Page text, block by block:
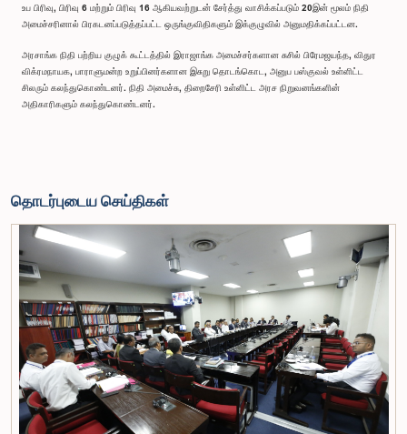
உப பிரிவு, பிரிவு 6 மற்றும் பிரிவு 16 ஆகியவற்றுடன் சேர்த்து வாசிக்கப்படும் 20இன் மூலம் நிதி
அமைச்சரினால் பிரகடனப்படுத்தப்பட்ட ஒருங்குவிதிகளும் இக்குழுவில் அனுமதிக்கப்பட்டன.
அரசாங்க நிதி பற்றிய குழுக் கூட்டத்தில் இராஜாங்க அமைச்சர்களான சுசில் பிரேமஜயந்த, விதுர
விக்ரமநாயக, பாராளுமன்ற உறுப்பினர்களான இசுறு தொடங்கொட, அனுப பஸ்குவல் உள்ளிட்ட
சிலரும் கலந்துகொண்டனர். நிதி அமைச்சு, திறைசேரி உள்ளிட்ட அரச நிறுவனங்களின்
அதிகாரிகளும் கலந்துகொண்டனர்.
தொடர்புடைய செய்திகள்